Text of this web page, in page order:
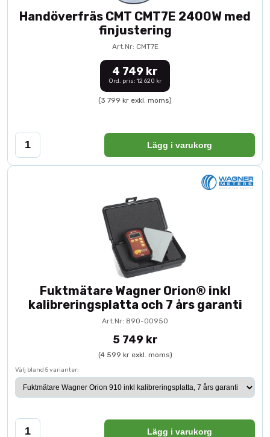
Handöverfräs CMT CMT7E 2400W med
finjustering
Art.Nr: CMT7E
4 749 kr
Ord. pris: 12 620 kr
(3 799 kr exkl. moms)
Lägg i varukorg
Fuktmätare Wagner Orion® inkl
kalibreringsplatta och 7 års garanti
Art.Nr: 890-00950
5 749 kr
(4 599 kr exkl. moms)
Välj bland 5 varianter:
Lägg i varukorg